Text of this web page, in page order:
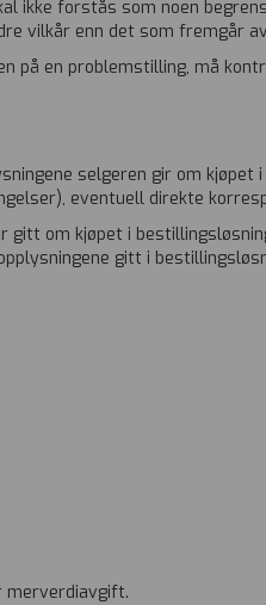
ikke forstås som noen
vilkår enn det som fremgår
på en problemstilling, må
selgeren gir om
eventuell direkte
om kjøpet i
gitt i
merverdiavgift.